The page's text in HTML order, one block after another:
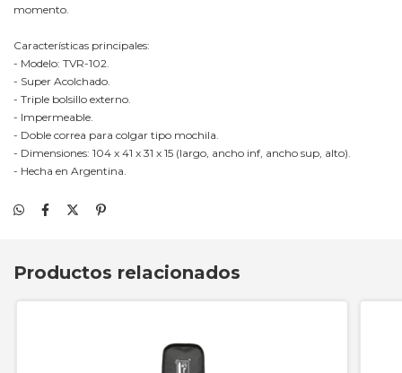
momento.
Características principales:
- Modelo: TVR-102.
- Super Acolchado.
- Triple bolsillo externo.
- Impermeable.
- Doble correa para colgar tipo mochila.
- Dimensiones: 104 x 41 x 31 x 15 (largo, ancho inf, ancho sup, alto).
- Hecha en Argentina.
Productos relacionados